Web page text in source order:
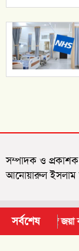
সর্বশেষ
গানের সঙ্গে জয়া বর্মণ
সম্পাদক ও
আনোয়ারুল ইসলাম